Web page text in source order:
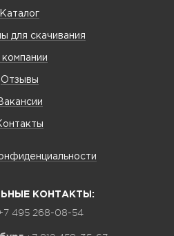
Каталог
для скачивания
Отзывы
КОНТАКТЫ:
495 268-08-54